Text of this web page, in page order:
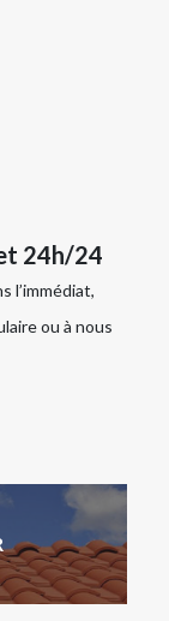
24h/24
l’immédiat,
ou à nous